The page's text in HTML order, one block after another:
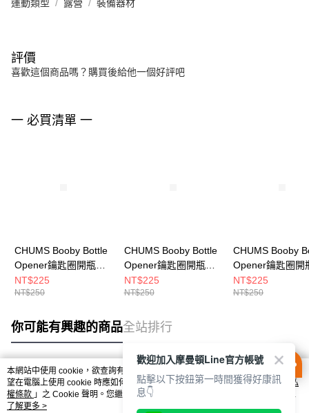
運動類型 露營 裝備器材
評價
喜歡這個商品嗎？購買後給他一個好評吧
一 必買清單 一
CHUMS Booby Bottle
Opener鑰匙圈開瓶器
CH622050T001
NT$225
NT$250
CHUMS Booby Bottle
Opener鑰匙圈開瓶器
CH622050R001
NT$225
NT$250
CHUMS Booby
Opener鑰匙圈開
CH622050Y001
NT$225
NT$250
你可能有興趣的商品全站排行
熱門標籤
本網站中使用 cookie，欲查詢有關本網站使用 cookie 方式之詳情，及若您不希
望在電腦上使用 cookie 時應如何變更電腦的 cookie 設定，請參閱本網站「
隱私
權條款 」之 Cookie 聲明。您繼續使用本網站即表示您同意本公司得按本網站使
用條款之 Cookie 聲明使用 cookie。
了解更多 >
歡迎加入摩曼頓Line官方帳號
點擊以下按鈕第一時間獲得好康訊
息👇